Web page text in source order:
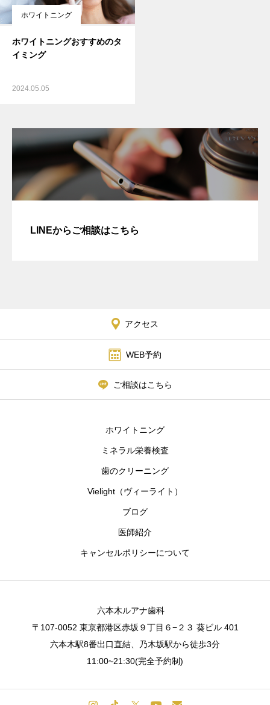
ホワイトニング
ホワイトニングおすすめのタ
イミング
2024.05.05
LINEからご相談はこちら
アクセス
WEB予約
ご相談はこちら
ホワイトニング
ミネラル栄養検査
歯のクリーニング
Vielight（ヴィーライト）
ブログ
医師紹介
キャンセルポリシーについて
六本木ルアナ歯科
〒107-0052 東京都港区赤坂９丁目６−２３ 葵ビル 401
六本木駅8番出口直結、乃木坂駅から徒歩3分
11:00~21:30(完全予約制)